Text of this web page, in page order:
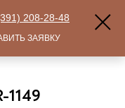
1149
208-28-48
ЗАЯВКУ